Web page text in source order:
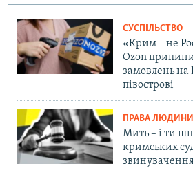
СУСПІЛЬСТВО
«Крим – не
Ozon
замовлень
півострові
ПРАВА ЛЮДИНИ
Мить – і ти
кримських